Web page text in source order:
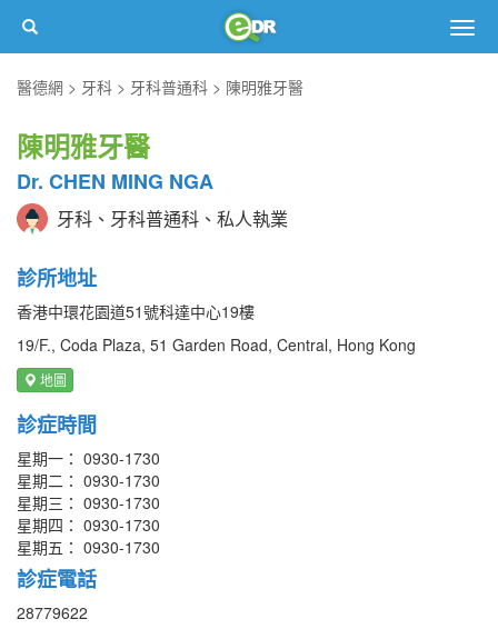
醫德網
牙科 牙科普通科 陳明雅牙醫
陳明雅牙醫
Dr. CHEN MING NGA
牙科、牙科普通科、私人執業
診所地址
香港中環花園道51號科達中心19樓
19/F., Coda Plaza, 51 Garden Road, Central, Hong Kong
地圖
診症時間
星期一： 0930-1730
星期二： 0930-1730
星期三： 0930-1730
星期四： 0930-1730
星期五： 0930-1730
診症電話
28779622